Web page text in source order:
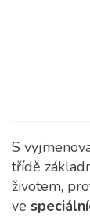
S
třídě
životem,
ve